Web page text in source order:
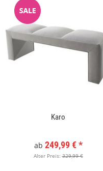
Karo
ab 249,99 € *
Alter Preis:329,99 €
295,99 €